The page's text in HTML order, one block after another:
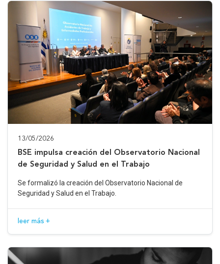
13/05/2026
BSE impulsa creación del Observatorio Nacional
de Seguridad y Salud en el Trabajo
Se formalizó la creación del Observatorio Nacional de
Seguridad y Salud en el Trabajo.
leer más +